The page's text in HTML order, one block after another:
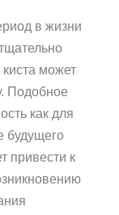
в жизни
может
Подобное
как для
будущего
привести к